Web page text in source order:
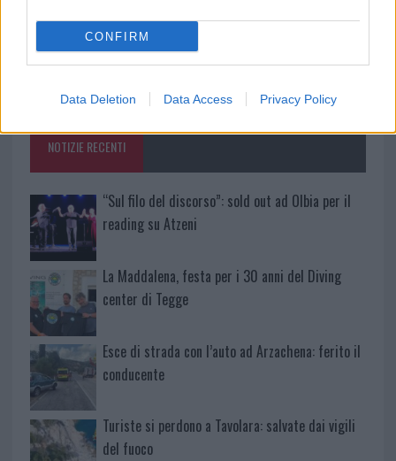
CONFIRM
Data Deletion Data Access Privacy Policy
a
ce
b
o
o
k
w
it
te
r
n
te
re
st
h
at
s
A
p
h
re
Articolo precedente
NOTIZIE RECENTI
“Sul filo del discorso”: sold out ad Olbia per il
reading su Atzeni
La Maddalena, festa per i 30 anni del Diving
center di Tegge
Esce di strada con l’auto ad Arzachena: ferito il
conducente
Turiste si perdono a Tavolara: salvate dai vigili
del fuoco